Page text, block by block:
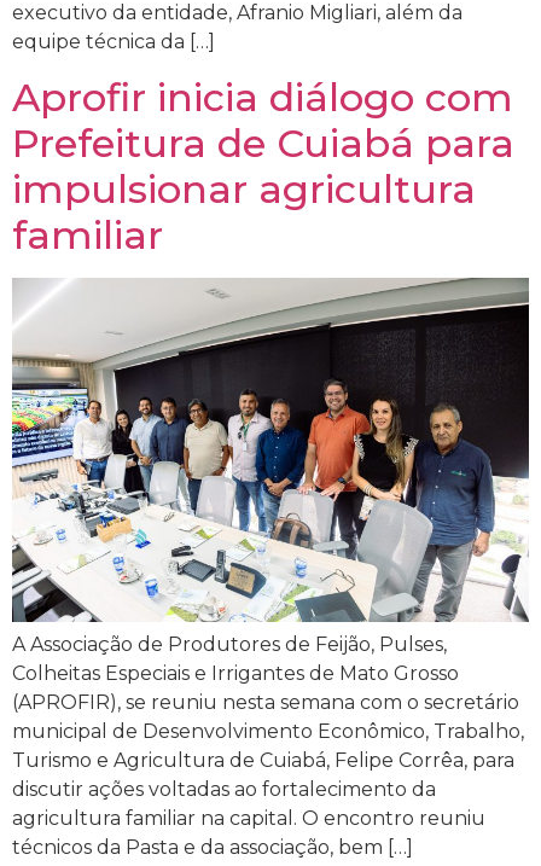
executivo da entidade, Afranio Migliari, além da
equipe técnica da […]
Aprofir inicia diálogo com
Prefeitura de Cuiabá para
impulsionar agricultura
familiar
A Associação de Produtores de Feijão, Pulses,
Colheitas Especiais e Irrigantes de Mato Grosso
(APROFIR), se reuniu nesta semana com o secretário
municipal de Desenvolvimento Econômico, Trabalho,
Turismo e Agricultura de Cuiabá, Felipe Corrêa, para
discutir ações voltadas ao fortalecimento da
agricultura familiar na capital. O encontro reuniu
técnicos da Pasta e da associação, bem […]